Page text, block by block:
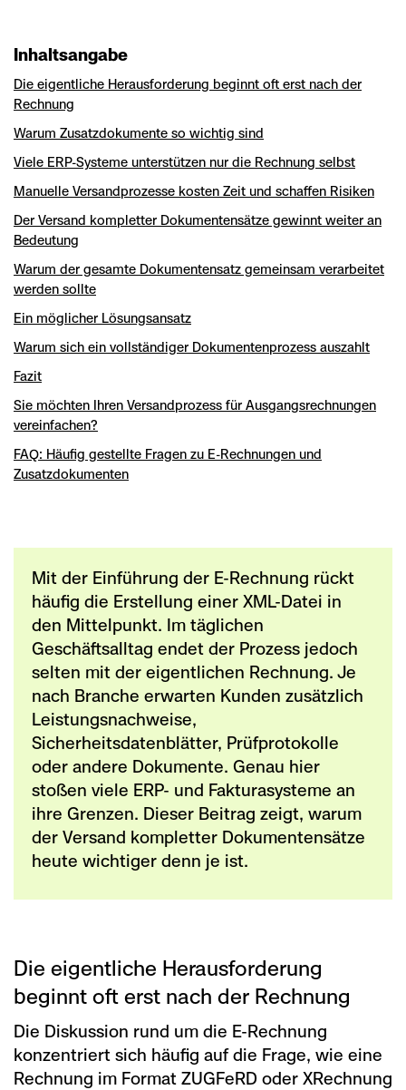
Inhaltsangabe
Die eigentliche Herausforderung beginnt oft erst nach der
Rechnung
Warum Zusatzdokumente so wichtig sind
Viele ERP-Systeme unterstützen nur die Rechnung selbst
Manuelle Versandprozesse kosten Zeit und schaffen Risiken
Der Versand kompletter Dokumentensätze gewinnt weiter an
Bedeutung
Warum der gesamte Dokumentensatz gemeinsam verarbeitet
werden sollte
Ein möglicher Lösungsansatz
Warum sich ein vollständiger Dokumentenprozess auszahlt
Fazit
Sie möchten Ihren Versandprozess für Ausgangsrechnungen
vereinfachen?
FAQ: Häufig gestellte Fragen zu E-Rechnungen und
Zusatzdokumenten
Mit der Einführung der E-Rechnung rückt
häufig die Erstellung einer XML-Datei in
den Mittelpunkt. Im täglichen
Geschäftsalltag endet der Prozess jedoch
selten mit der eigentlichen Rechnung. Je
nach Branche erwarten Kunden zusätzlich
Leistungsnachweise,
Sicherheitsdatenblätter, Prüfprotokolle
oder andere Dokumente. Genau hier
stoßen viele ERP- und Fakturasysteme an
ihre Grenzen. Dieser Beitrag zeigt, warum
der Versand kompletter Dokumentensätze
heute wichtiger denn je ist.
Die eigentliche Herausforderung
beginnt oft erst nach der Rechnung
Die Diskussion rund um die E-Rechnung
konzentriert sich häufig auf die Frage, wie eine
Rechnung im Format ZUGFeRD oder XRechnung